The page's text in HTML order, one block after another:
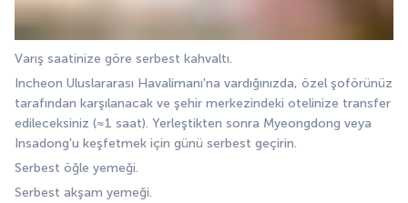
Varış saatinize göre serbest kahvaltı.
Incheon Uluslararası Havalimanı'na vardığınızda, özel şoförünüz
tarafından karşılanacak ve şehir merkezindeki otelinize transfer
edileceksiniz (≈1 saat). Yerleştikten sonra Myeongdong veya
Insadong'u keşfetmek için günü serbest geçirin.
Serbest öğle yemeği.
Serbest akşam yemeği.